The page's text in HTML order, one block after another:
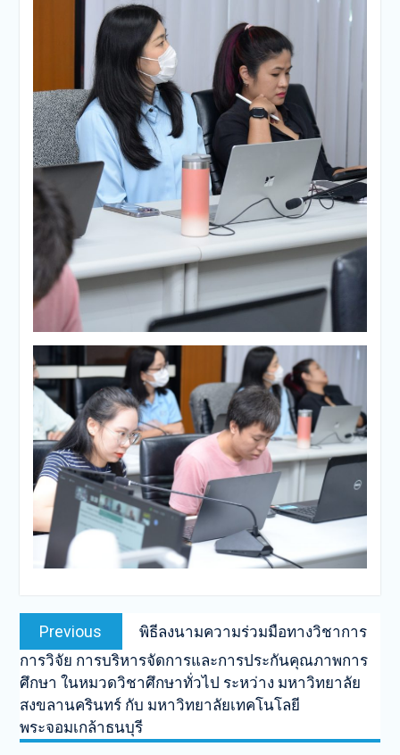
Post
navigation
Previous
Previous
post:
พิธีลงนามความร่วมมือทางวิชาการ
การวิจัย การบริหารจัดการและการประกันคุณภาพการ
ศึกษา ในหมวดวิชาศึกษาทั่วไป ระหว่าง มหาวิทยาลัย
สงขลานครินทร์ กับ มหาวิทยาลัยเทคโนโลยี
พระจอมเกล้าธนบุรี